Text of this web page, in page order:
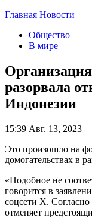
Главная Новости
Общество
В мире
разорвала
Индонезии
15:39 Авг. 13, 2023
Это произошло на
домогательствах в
«Подобное не
говорится в
соцсети X.
отменяет